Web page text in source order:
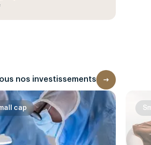
nos investissements
cap